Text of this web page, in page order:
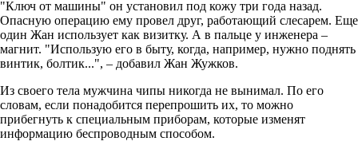
"Ключ от машины" он установил под кожу три года назад.
Опасную операцию ему провел друг, работающий слесарем. Еще
один Жан использует как визитку. А в пальце у инженера –
магнит. "Использую его в быту, когда, например, нужно поднять
винтик, болтик...", – добавил Жан Жужков.
Из своего тела мужчина чипы никогда не вынимал. По его
словам, если понадобится перепрошить их, то можно
прибегнуть к специальным приборам, которые изменят
информацию беспроводным способом.